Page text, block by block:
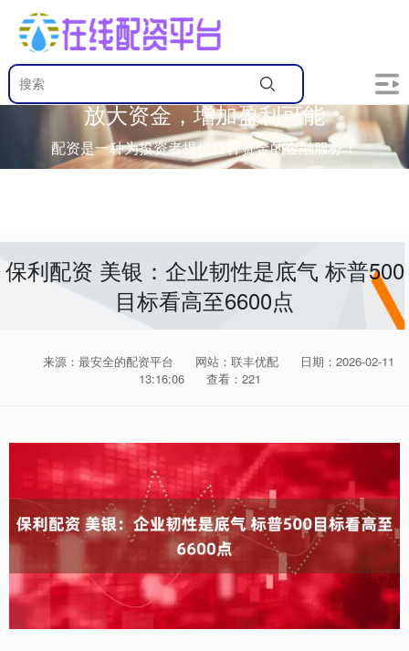
放大资金，增加盈利可能
配资是一种为投资者提供杠杆资金的金融服务！
保利配资 美银：企业韧性是底气 标普500
目标看高至6600点
来源：最安全的配资平台 网站：联丰优配
日期：2026-02-11
13:16:06
查看：221